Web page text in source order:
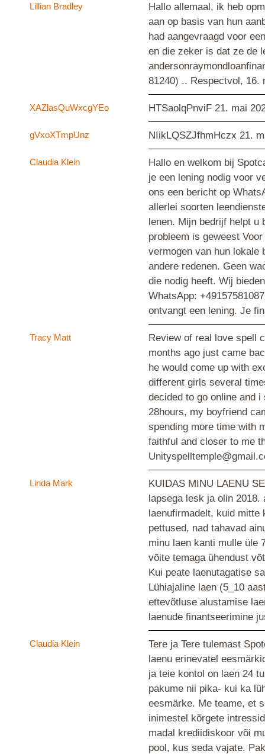
Lillian Bradley
Hallo allemaal, ik heb
aan op basis van hun
had aangevraagd voor
en die zeker is dat ze de
81240) .. Respectvol, 16.
XAZlasQuWxcgYEo HTSaolqPnviF 21. mai
gVxoXTmpUnz NIikLQSZJfhmHczx 21.
Claudia Klein
Hallo en welkom bij
je een lening nodig voor
ons een bericht op
allerlei soorten
lenen. Mijn bedrijf helpt u
probleem is geweest
vermogen van hun lokale
andere redenen. Geen
die nodig heeft. Wij
WhatsApp:
ontvangt een lening. Je
Tracy Matt
Review of real love spell
months ago just came
he would come up with
different girls several
decided to go online and
28hours, my boyfriend
spending more time with
faithful and closer to me
Linda Mark
KUIDAS MINU LAENU
lapsega lesk ja olin
laenufirmadelt, kuid mitte
pettused, nad tahavad
minu laen kanti mulle üle
võite temaga ühendust
Kui peate laenutagatise
Lühiajaline laen (5_10
ettevõtluse alustamise
laenude finantseerimine
Claudia Klein
Tere ja Tere tulemast
laenu erinevatel
ja teie kontol on laen 24
pakume nii pika- kui ka
eesmärke. Me teame, et
inimestel kõrgete
madal krediidiskoor või
pool, kus seda vajate.